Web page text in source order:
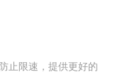
止限速，提供更好的